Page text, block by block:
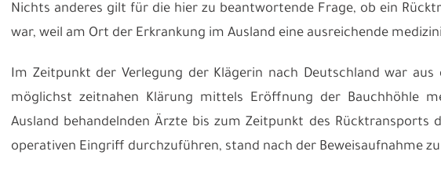
Nichts anderes gilt für die hier zu beantwortende Frage, ob ein
war, weil am Ort der Erkrankung im Ausland eine ausreichende
Im Zeitpunkt der Verlegung der Klägerin nach Deutschland war
möglichst zeitnahen Klärung mittels Eröffnung der Bauchhöhle
Ausland behandelnden Ärzte bis zum Zeitpunkt des
operativen Eingriff durchzuführen, stand nach der Beweisaufnahme